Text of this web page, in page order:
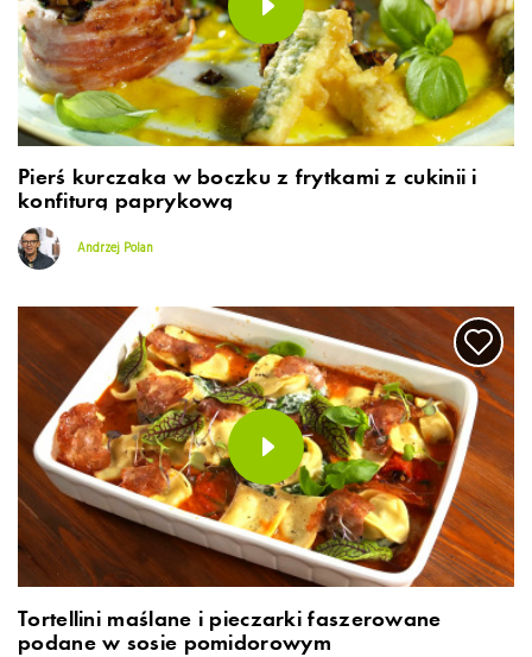
Pierś kurczaka w boczku z frytkami z cukinii i
konfiturą paprykową
Andrzej Polan
Tortellini maślane i pieczarki faszerowane
podane w sosie pomidorowym